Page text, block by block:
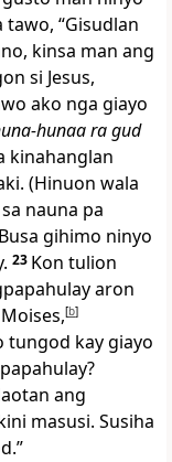
“Gisudlan
kinsa man ang
si Jesus,
ako nga giayo
hunaa ra gud
kinahanglan
(Hinuon wala
nauna pa
gihimo ninyo
23 Kon tulion
aron
[b]
tungod kay giayo
ang
masusi. Susiha